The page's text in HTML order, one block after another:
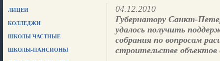
ЛИЦЕИ
КОЛЛЕДЖИ
ШКОЛЫ ЧАСТНЫЕ
ШКОЛЫ-ПАНСИОНЫ
04.12.2010
Губернатору Санкт-
удалось получить
собрания по вопросам
строительстве объектов